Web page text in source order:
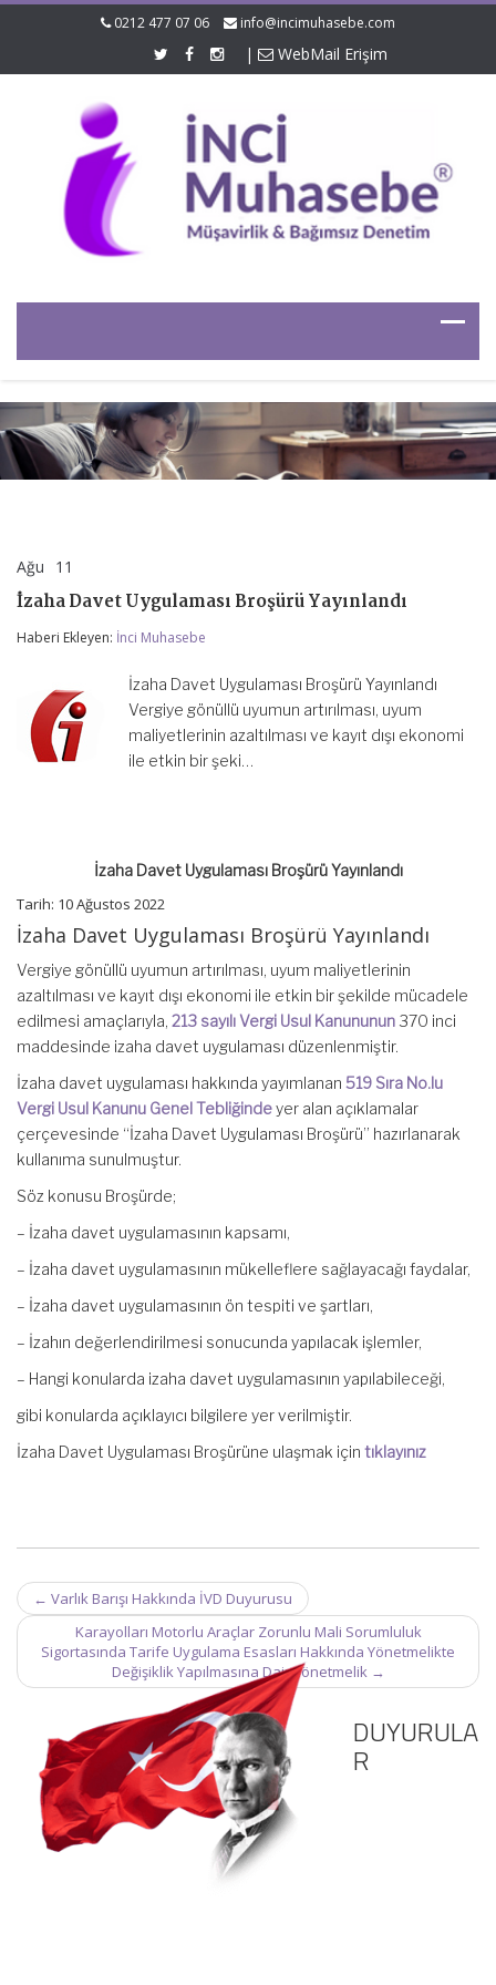
0212 477 07 06 info@incimuhasebe.com
| WebMail Erişim
Ağu 11
Uygulaması
Yayınlandı
İzaha Davet Uygulaması Broşürü Yayınlandı
Haberi Ekleyen: İnci Muhasebe
İzaha Davet Uygulaması Broşürü Yayınlandı
Vergiye gönüllü uyumun artırılması, uyum
maliyetlerinin azaltılması ve kayıt dışı ekonomi
ile etkin bir şeki…
İzaha Davet Uygulaması Broşürü Yayınlandı
Tarih: 10 Ağustos 2022
İzaha Davet Uygulaması Broşürü Yayınlandı
Vergiye gönüllü uyumun artırılması, uyum maliyetlerinin
azaltılması ve kayıt dışı ekonomi ile etkin bir şekilde mücadele
edilmesi amaçlarıyla, 213 sayılı Vergi Usul Kanununun 370 inci
maddesinde izaha davet uygulaması düzenlenmiştir.
İzaha davet uygulaması hakkında yayımlanan 519 Sıra No.lu
Vergi Usul Kanunu Genel Tebliğindeyer alan açıklamalar
çerçevesinde “İzaha Davet Uygulaması Broşürü” hazırlanarak
kullanıma sunulmuştur.
Söz konusu Broşürde;
– İzaha davet uygulamasının kapsamı,
– İzaha davet uygulamasının mükelleflere sağlayacağı faydalar,
– İzaha davet uygulamasının ön tespiti ve şartları,
– İzahın değerlendirilmesi sonucunda yapılacak işlemler,
– Hangi konularda izaha davet uygulamasının yapılabileceği,
gibi konularda açıklayıcı bilgilere yer verilmiştir.
İzaha Davet Uygulaması Broşürüne ulaşmak için tıklayınız
Post
navigation
← Varlık Barışı Hakkında İVD Duyurusu
Karayolları Motorlu Araçlar Zorunlu Mali Sorumluluk
Sigortasında Tarife Uygulama Esasları Hakkında Yönetmelikte
Değişiklik Yapılmasına Dair Yönetmelik →
DUYURULA
R